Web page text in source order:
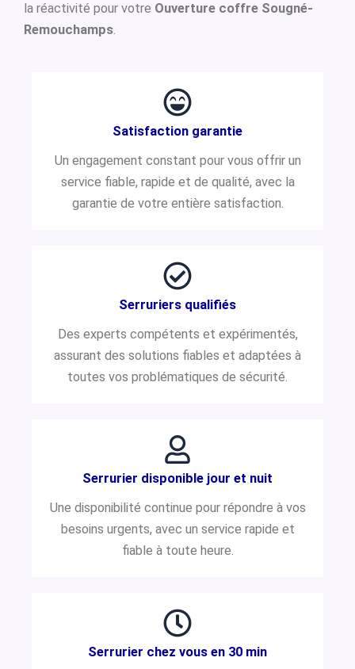
la réactivité pour votre Ouverture coffre Sougné-
Remouchamps.
Satisfaction garantie
Un engagement constant pour vous offrir un
service fiable, rapide et de qualité, avec la
garantie de votre entière satisfaction.
Serruriers qualifiés
Des experts compétents et expérimentés,
assurant des solutions fiables et adaptées à
toutes vos problématiques de sécurité.
Serrurier disponible jour et nuit
Une disponibilité continue pour répondre à vos
besoins urgents, avec un service rapide et
fiable à toute heure.
Serrurier chez vous en 30 min